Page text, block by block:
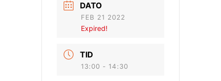
DATO
FEB 21 2022
Expired!
TID
13:00 - 14:30